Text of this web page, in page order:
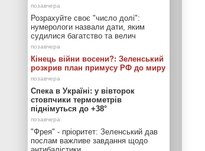
Розрахуйте своє "число долі":
нумерологи назвали дати, яким
судилися багатство та велич
Кінець війни восени?: Зеленський
розкрив план примусу РФ до миру
Спека в Україні: у вівторок
стовпчики термометрів
піднімуться до +38°
"Фрея" - пріоритет: Зеленський дав
послам важливе завдання щодо